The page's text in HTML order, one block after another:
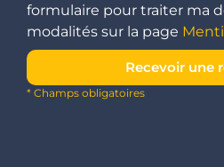
formulaire pour traiter ma
modalités sur la page
Recevoir une
* Champs obligatoires